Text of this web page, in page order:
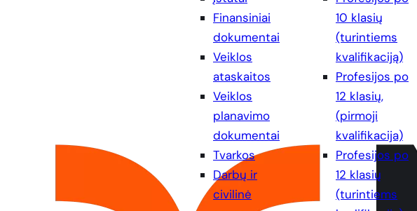
Finansiniai
dokumentai
Veiklos
ataskaitos
Veiklos
planavimo
dokumentai
Tvarkos
Darbų ir
civilinė
10 klasių
(turintiems
kvalifikaciją)
Profesijos po
12 klasių,
(pirmoji
kvalifikacija)
Profesijos po
12 klasių
(turintiems